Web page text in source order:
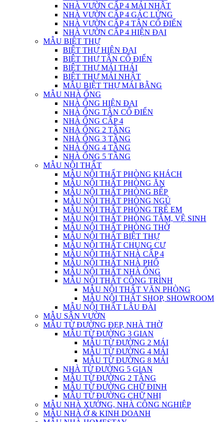
NHÀ VƯỜN CẤP 4 MÁI NHẬT
NHÀ VƯỜN CẤP 4 GÁC LỬNG
NHÀ VƯỜN CẤP 4 TÂN CỔ ĐIỂN
NHÀ VƯỜN CẤP 4 HIỆN ĐẠI
MẪU BIỆT THỰ
BIỆT THỰ HIỆN ĐẠI
BIỆT THỰ TÂN CỔ ĐIỂN
BIỆT THỰ MÁI THÁI
BIỆT THỰ MÁI NHẬT
MẪU BIỆT THỰ MÁI BẰNG
MẪU NHÀ ỐNG
NHÀ ỐNG HIỆN ĐẠI
NHÀ ỐNG TÂN CỔ ĐIỂN
NHÀ ỐNG CẤP 4
NHÀ ỐNG 2 TẦNG
NHÀ ỐNG 3 TẦNG
NHÀ ỐNG 4 TẦNG
NHÀ ỐNG 5 TẦNG
MẪU NỘI THẤT
MẪU NỘI THẤT PHÒNG KHÁCH
MẪU NỘI THẤT PHÒNG ĂN
MẪU NỘI THẤT PHÒNG BẾP
MẪU NỘI THẤT PHÒNG NGỦ
MẪU NỘI THẤT PHÒNG TRẺ EM
MẪU NỘI THẤT PHÒNG TẮM, VỆ SINH
MẪU NỘI THẤT PHÒNG THỜ
MẪU NỘI THẤT BIỆT THỰ
MẪU NỘI THẤT CHUNG CƯ
MẪU NỘI THẤT NHÀ CẤP 4
MẪU NỘI THẤT NHÀ PHỐ
MẪU NỘI THẤT NHÀ ỐNG
MẪU NỘI THẤT CÔNG TRÌNH
MẪU NỘI THẤT VĂN PHÒNG
MẪU NỘI THẤT SHOP, SHOWROOM
MẪU NỘI THẤT LÂU ĐÀI
MẪU SÂN VƯỜN
MẪU TỪ ĐƯỜNG ĐẸP, NHÀ THỜ
MẪU TỪ ĐƯỜNG 3 GIAN
MẪU TỪ ĐƯỜNG 2 MÁI
MẪU TỪ ĐƯỜNG 4 MÁI
MẪU TỪ ĐƯỜNG 8 MÁI
NHÀ TỪ ĐƯỜNG 5 GIAN
MẪU TỪ ĐƯỜNG 2 TẦNG
MẪU TỪ ĐƯỜNG CHỮ ĐINH
MẪU TỪ ĐƯỜNG CHỮ NHỊ
MẪU NHÀ XƯỞNG, NHÀ CÔNG NGHIỆP
MẪU NHÀ Ở & KINH DOANH